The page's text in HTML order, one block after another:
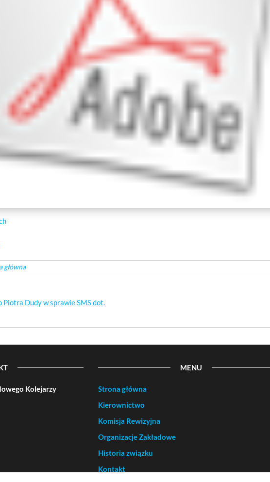
główna
Dudy w sprawie SMS dot.
Kolejarzy
MENU
Strona główna
Kierownictwo
Komisja Rewizyjna
Organizacje Zakładowe
Historia związku
Kontakt